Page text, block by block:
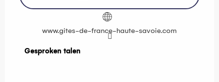
www.gites-de-france-haute-savoie.com
Gesproken talen
Gesproken talen